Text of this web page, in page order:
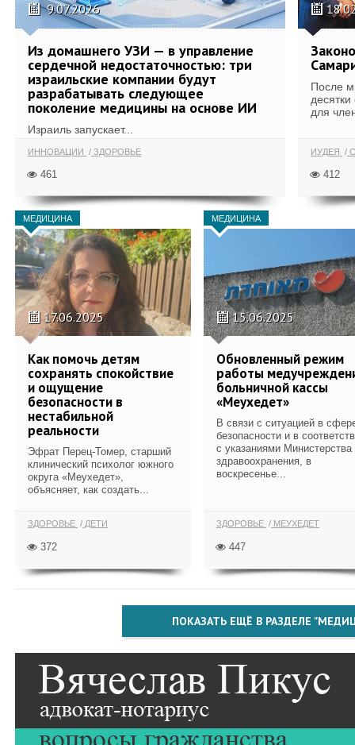
9.07.2026
Из домашнего УЗИ — в управление
сердечной недостаточностью: три
израильские компании будут
разрабатывать следующее
поколение медицины на основе ИИ
Израиль запускает...
ИННОВАЦИИ ЗДОРОВЬЕ
461
После
для
ИУДЕЯ
412
МЕДИЦИНА
17.06.2025
Как помочь детям
сохранять спокойствие
и ощущение
безопасности в
нестабильной
реальности
Эфрат Перец-Томер, старший
клинический психолог южного
округа «Меухедет»,
объясняет, как создать...
ЗДОРОВЬЕ ДЕТИ
372
МЕДИЦИНА
15.06.2025
Обновленный режим
работы
больничной кассы
«Меухедет»
В связи с ситуацией в
безопасности и в
с указаниями Министерства
здравоохранения, в
воскресенье...
ЗДОРОВЬЕ МЕУХЕДЕТ
447
ПОКАЗАТЬ ЕЩЁ В РАЗДЕЛЕ